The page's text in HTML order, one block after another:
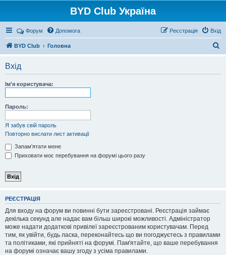
BYD Club Україна
Форум Допомога Вхід
Реєстрація
BYD Club Головна
Вхід
Ім'я користувача:
Пароль:
Я забув свій пароль
Повторно вислати лист активації
Запам'ятати мене
Приховати моє перебування на форумі цього разу
РЕЄСТРАЦ Я
Для входу на форум ви повинні бути зареєстровані. Реєстрація займає
декілька секунд але надає вам більш широкі можливості. Адміністратор
може надати додаткові привілеї зареєстрованим користувачам. Перед
тим, як увійти, будь ласка, переконайтесь що ви погоджуєтесь з правилами
та політиками, які прийняті на форумі. Пам'ятайте, що ваше перебування
на форумі означає вашу згоду з усіма правилами.